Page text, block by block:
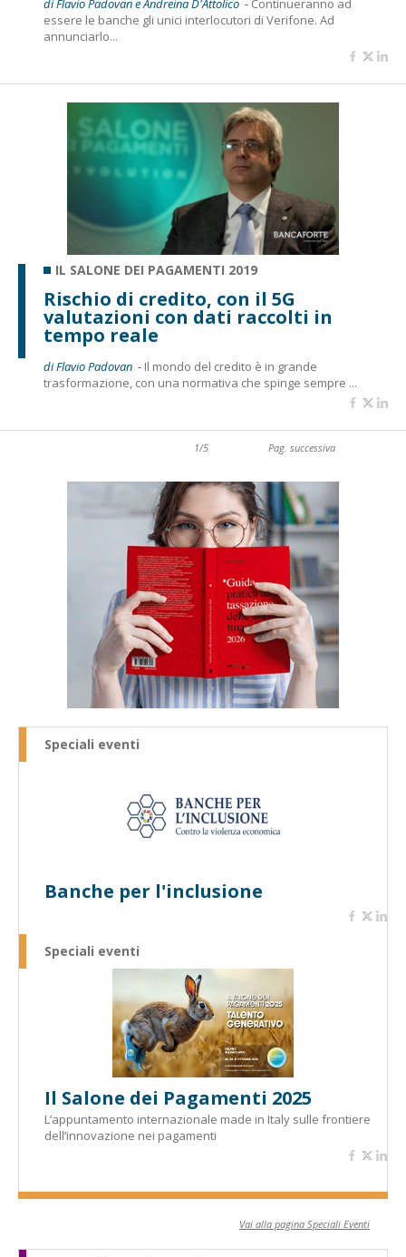
di Flavio Padovan e Andreina D'Attolico - Continueranno ad
essere le banche gli unici interlocutori di Verifone. Ad
annunciarlo...
IL SALONE DEI PAGAMENTI 2019
Rischio di credito, con il 5G
valutazioni con dati raccolti in
tempo reale
di Flavio Padovan - Il mondo del credito è in grande
trasformazione, con una normativa che spinge sempre ...
1/5 Pag. successiva
Speciali eventi
Banche per l'inclusione
Speciali eventi
Il Salone dei Pagamenti 2025
L’appuntamento internazionale made in Italy sulle frontiere
dell’innovazione nei pagamenti
Vai alla pagina Speciali Eventi